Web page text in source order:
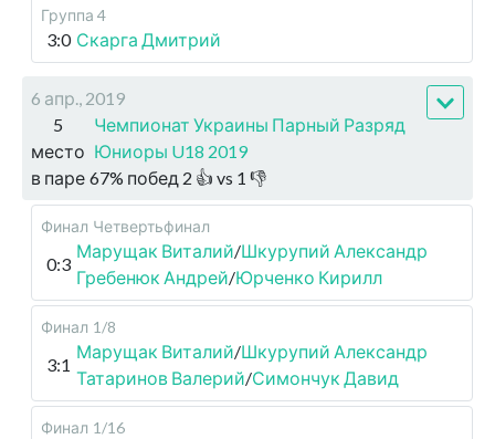
Группа 4
3:0 Скарга Дмитрий
6 апр., 2019
5
место
Чемпионат Украины Парный Разряд
Юниоры U18 2019
в паре 67% побед 2 👍 vs 1 👎
Финал Четвертьфинал
0:3
Марущак Виталий/Шкурупий Александр
Гребенюк Андрей/Юрченко Кирилл
Финал 1/8
3:1
Марущак Виталий/Шкурупий Александр
Татаринов Валерий/Симончук Давид
Финал 1/16